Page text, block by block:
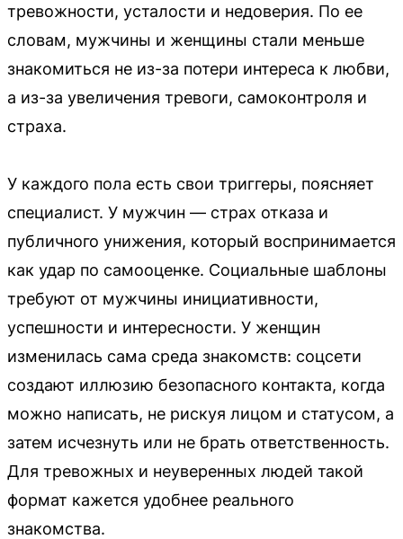
тревожности, усталости и недоверия. По ее
словам, мужчины и женщины стали меньше
знакомиться не из-за потери интереса к любви,
а из-за увеличения тревоги, самоконтроля и
страха.
У каждого пола есть свои триггеры, поясняет
специалист. У мужчин — страх отказа и
публичного унижения, который воспринимается
как удар по самооценке. Социальные шаблоны
требуют от мужчины инициативности,
успешности и интересности. У женщин
изменилась сама среда знакомств: соцсети
создают иллюзию безопасного контакта, когда
можно написать, не рискуя лицом и статусом, а
затем исчезнуть или не брать ответственность.
Для тревожных и неуверенных людей такой
формат кажется удобнее реального
знакомства.